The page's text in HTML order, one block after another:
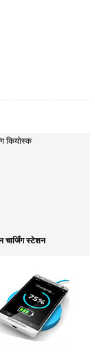
कियोस्क
चार्जिंग स्टेशन